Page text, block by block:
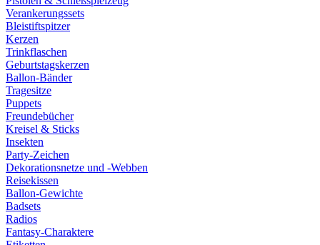
Verankerungssets
Bleistiftspitzer
Kerzen
Trinkflaschen
Geburtstagskerzen
Ballon-Bänder
Tragesitze
Puppets
Freundebücher
Kreisel & Sticks
Insekten
Party-Zeichen
Dekorationsnetze und -Webben
Reisekissen
Ballon-Gewichte
Badsets
Radios
Fantasy-Charaktere